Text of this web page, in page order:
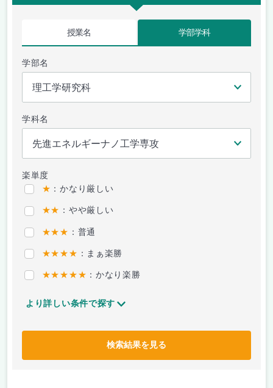
授業名 学部学科
学部名
学科名
楽単度
★ ：かなり厳しい
★★ ：やや厳しい
★★★ ：普通
★★★★ ：まぁ楽勝
★★★★★ ：かなり楽勝
より詳しい条件で探す
検索結果を見る